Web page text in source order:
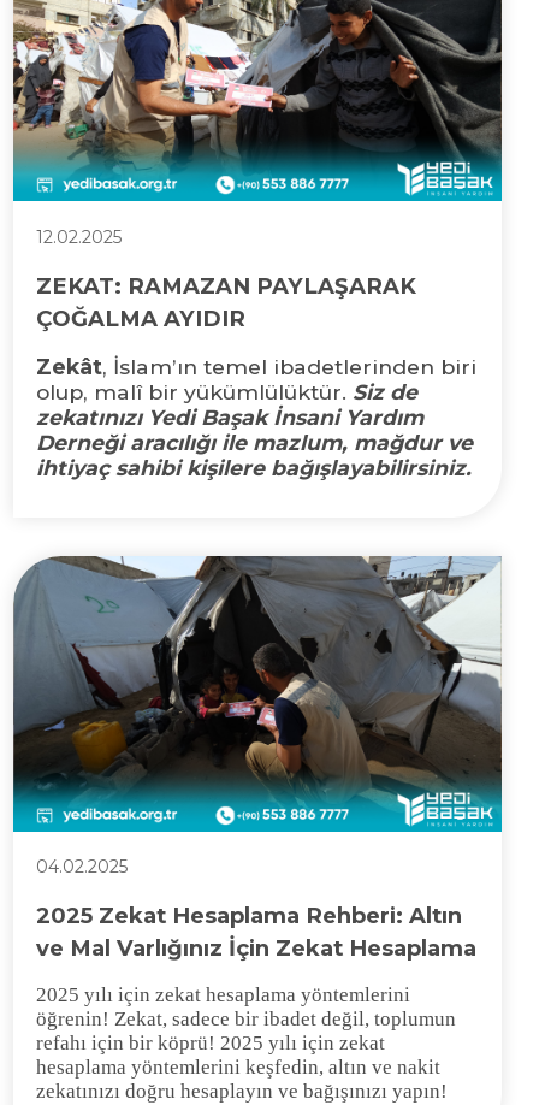
12.02.2025
ZEKAT: RAMAZAN PAYLAŞARAK
ÇOĞALMA AYIDIR
Zekât, İslam’ın temel ibadetlerinden biri
olup, malî bir yükümlülüktür. Siz de
zekatınızı Yedi Başak İnsani Yardım
Derneği aracılığı ile mazlum, mağdur ve
ihtiyaç sahibi kişilere bağışlayabilirsiniz.
04.02.2025
2025 Zekat Hesaplama Rehberi: Altın
ve Mal Varlığınız İçin Zekat Hesaplama
2025 yılı için zekat hesaplama yöntemlerini
öğrenin!Zekat, sadece bir ibadet değil, toplumun
refahı için bir köprü! 2025 yılı için zekat
hesaplama yöntemlerini keşfedin, altın ve nakit
zekatınızı doğru hesaplayın ve bağışınızı yapın!